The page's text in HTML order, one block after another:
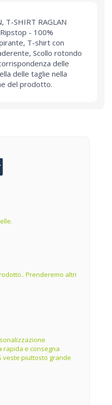
T-SHIRT RAGLAN
- 100%
T-shirt con
Scollo rotondo
delle
delle taglie nella
del prodotto.
Prenderemo altri
rapida e consegna
veste piuttosto grande